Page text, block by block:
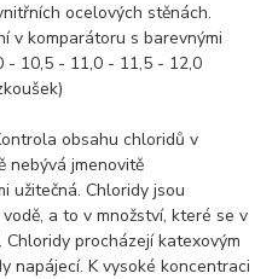
ocelových stěnách.
v komparátoru s barevnými
- 10,5 - 11,0 - 11,5 - 12,0
obsahu chloridů v
nebývá jmenovitě
užitečná. Chloridy jsou
a to v množství, které se v
procházejí katexovým
napájecí. K vysoké koncentraci